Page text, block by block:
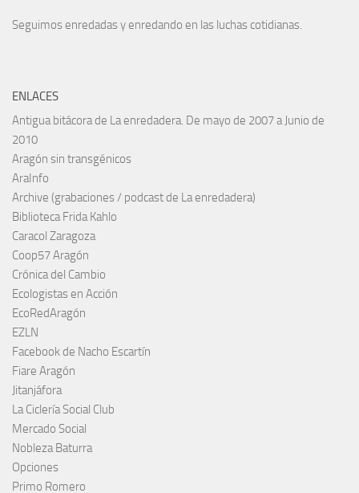
Seguimos enredadas y enredando en las luchas cotidianas.
ENLACES
Antigua bitácora de La enredadera. De mayo de 2007 a Junio de
2010
Aragón sin transgénicos
AraInfo
Archive (grabaciones / podcast de La enredadera)
Biblioteca Frida Kahlo
Caracol Zaragoza
Coop57 Aragón
Crónica del Cambio
Ecologistas en Acción
EcoRedAragón
EZLN
Facebook de Nacho Escartín
Fiare Aragón
Jitanjáfora
La Ciclería Social Club
Mercado Social
Nobleza Baturra
Opciones
Primo Romero